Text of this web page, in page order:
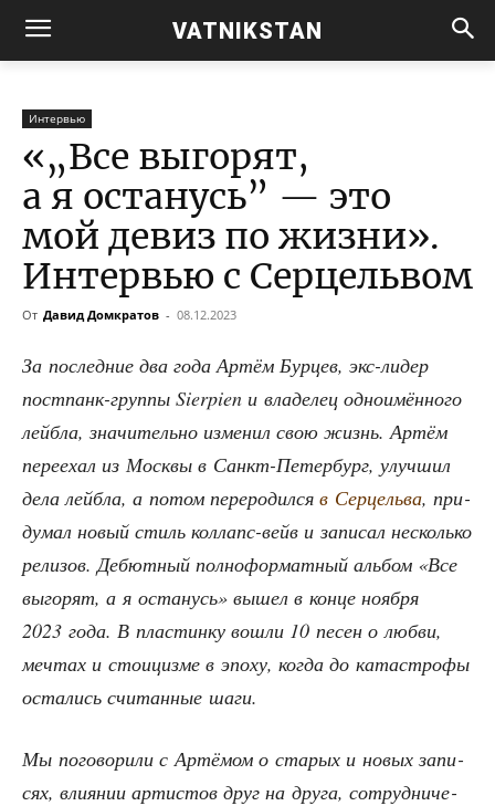
VATNIKSTAN
Интервью
«„Все выгорят,
а я останусь” — это
мой девиз по жизни».
Интервью с Серцельвом
От Давид Домкратов - 08.12.2023
За послед­ние два года Артём Бур­цев, экс-лидер
пост­панк-груп­пы Sierpien и вла­де­лец одно­имён­но­го
лей­б­ла, зна­чи­тель­но изме­нил свою жизнь. Артём
пере­ехал из Моск­вы в Санкт-Петер­бург, улуч­шил
дела лей­б­ла, а потом пере­ро­дил­ся в Сер­цель­ва, при­
ду­мал новый стиль кол­лапс-вейв и запи­сал несколь­ко
рели­зов. Дебют­ный пол­но­фор­мат­ный аль­бом «Все
выго­рят, а я оста­нусь» вышел в кон­це нояб­ря
2023 года. В пла­стин­ку вошли 10 песен о люб­ви,
меч­тах и сто­и­циз­ме в эпо­ху, когда до ката­стро­фы
оста­лись счи­тан­ные шаги.
Мы пого­во­ри­ли с Артё­мом о ста­рых и новых запи­
сях, вли­я­нии арти­стов друг на дру­га, сотруд­ни­че­